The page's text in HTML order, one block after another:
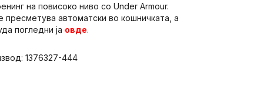
на повисоко ниво со Under Armour.
пресметува автоматски во кошничката, а
погледни ја овде.
1376327-444